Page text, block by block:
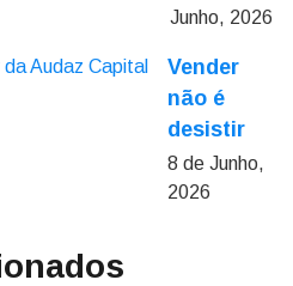
Junho, 2026
Vender
não é
desistir
8 de Junho,
2026